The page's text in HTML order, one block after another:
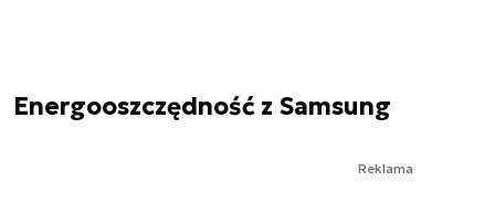
Energooszczędność z Samsung
Reklama